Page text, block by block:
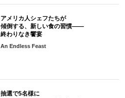
アメリカ人シェフたちが
傾倒する、新しい食の習慣――
終わりなき饗宴
An Endless Feast
抽選で5名様に